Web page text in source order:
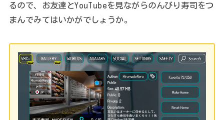
るので、お友達とYouTubeを見ながらのんびり寿司をつ
まんでみてはいかがでしょうか。